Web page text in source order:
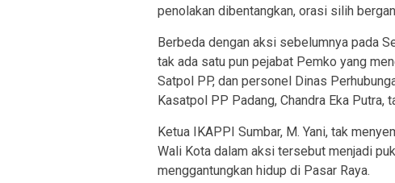
penolakan dibentangkan, orasi silih
Berbeda dengan aksi sebelumnya pada
tak ada satu pun pejabat Pemko yang
Satpol PP, dan personel Dinas
Kasatpol PP Padang, Chandra Eka Putra,
Ketua IKAPPI Sumbar, M. Yani, tak
Wali Kota dalam aksi tersebut menjadi
menggantungkan hidup di Pasar Raya.